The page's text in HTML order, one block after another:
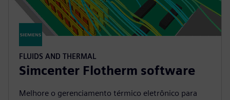
FLUIDS AND THERMAL
Simcenter Flotherm software
Melhore o gerenciamento térmico eletrônico para